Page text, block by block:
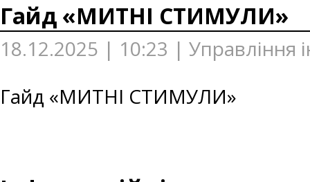
Гайд «МИТНІ СТИМУЛИ»
18.12.2025 | 10:23 | Управління
Гайд «МИТНІ СТИМУЛИ»